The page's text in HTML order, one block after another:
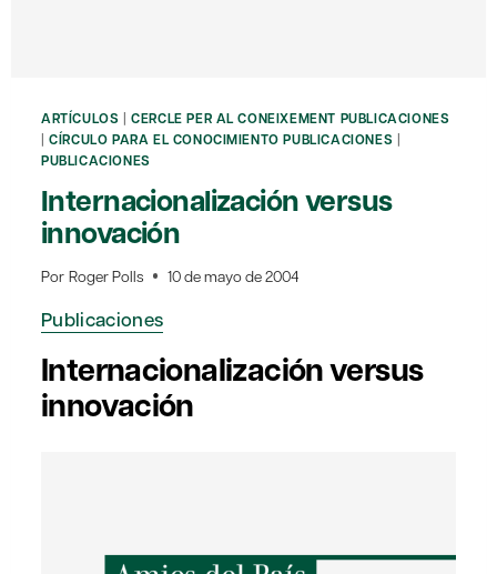
ARTÍCULOS |CERCLE PER AL CONEIXEMENT PUBLICACIONES
|CÍRCULO PARA EL CONOCIMIENTO PUBLICACIONES |
PUBLICACIONES
Internacionalización versus
innovación
Por Roger Polls 10 de mayo de 2004
Publicaciones
Internacionalización versus
innovación